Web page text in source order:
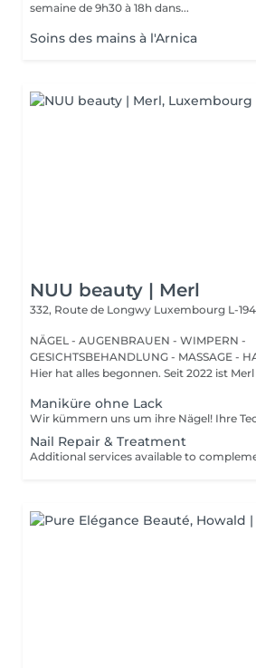
semaine de 9h30 à 18h dans...
Soins des mains à l'Arnica
NUU beauty | Merl
332, Route de Longwy Luxembourg L-
NÄGEL - AUGENBRAUEN - WIMPERN -
GESICHTSBEHANDLUNG - MASSAGE -
Hier hat alles begonnen. Seit 2022 ist
Maniküre ohne Lack
Nail Repair & Treatment